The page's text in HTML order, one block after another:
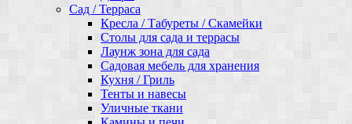
Сад / Терраса
Кресла / Табуреты / Скамейки
Столы для сада и террасы
Лаунж зона для сада
Садовая мебель для хранения
Кухня / Гриль
Тенты и навесы
Уличные ткани